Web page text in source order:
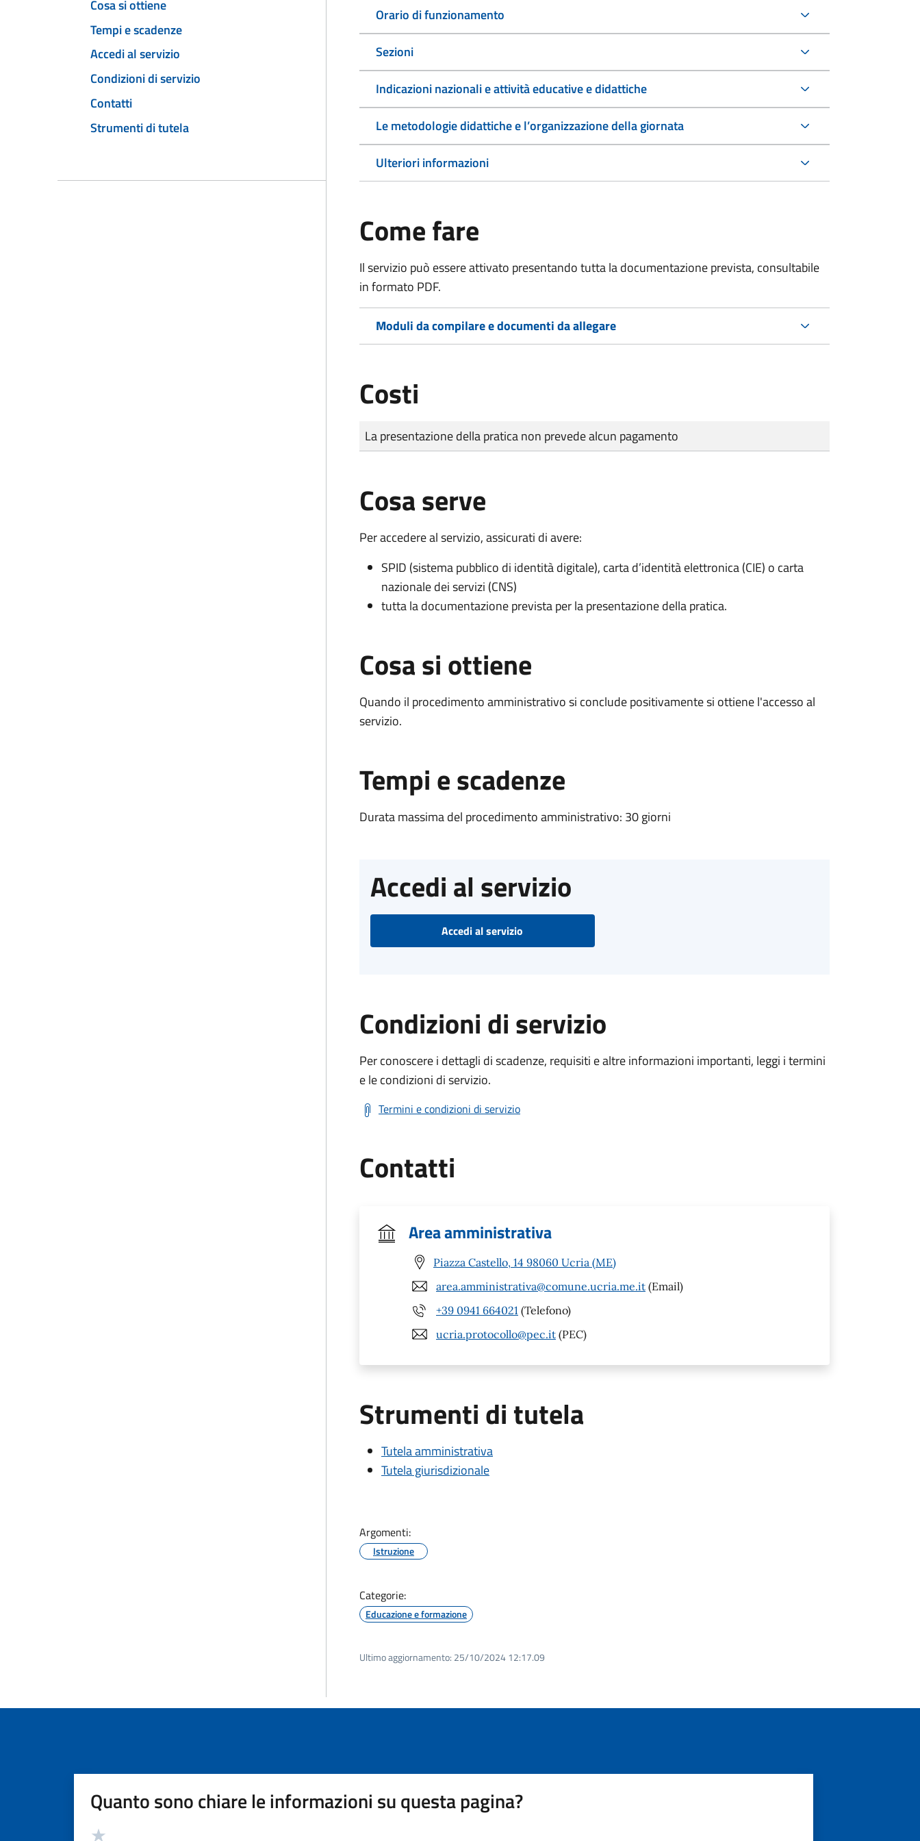
Cosa si ottiene
Tempi e scadenze
Accedi al servizio
Condizioni di servizio
Contatti
Strumenti di tutela
Orario di funzionamento
Sezioni
Indicazioni nazionali e attività educative e didattiche
Le metodologie didattiche e l’organizzazione della giornata
Ulteriori informazioni
Come fare
Il servizio può essere attivato presentando tutta la documentazione prevista, consultabile
in formato PDF.
Moduli da compilare e documenti da allegare
Costi
Tipo di pagamento
Importo
La presentazione della pratica non prevede alcun pagamento
Cosa serve
Per accedere al servizio, assicurati di avere:
SPID (sistema pubblico di identità digitale), carta d’identità elettronica (CIE) o carta
nazionale dei servizi (CNS)
tutta la documentazione prevista per la presentazione della pratica.
Cosa si ottiene
Quando il procedimento amministrativo si conclude positivamente si ottiene l'accesso al
servizio.
Tempi e scadenze
Durata massima del procedimento amministrativo: 30 giorni
Accedi al servizio
Accedi al servizio
Condizioni di servizio
Per conoscere i dettagli di scadenze, requisiti e altre informazioni importanti, leggi i termini
e le condizioni di servizio.
Termini e condizioni di servizio
Contatti
Area amministrativa
Piazza Castello, 14 98060 Ucria (ME)
area.amministrativa@comune.ucria.me.it (Email)
+39 0941 664021 (Telefono)
ucria.protocollo@pec.it (PEC)
Strumenti di tutela
Tutela amministrativa
Tutela giurisdizionale
Argomenti:
Istruzione
Categorie:
Educazione e formazione
Ultimo aggiornamento: 25/10/2024 12:17.09
Quanto sono chiare le informazioni su questa pagina?
Valutazione